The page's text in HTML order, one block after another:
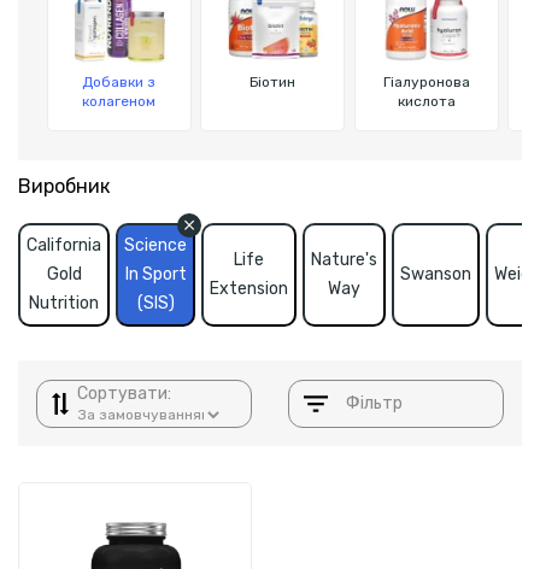
Біотин
Добавки з
колагеном
Гіалуронова
кислота
Виробник
California
Gold
Nutrition
Science
In Sport
(SIS)
Life
Extension
Nature's
Way
Swanson
Сортувати: Фільтр